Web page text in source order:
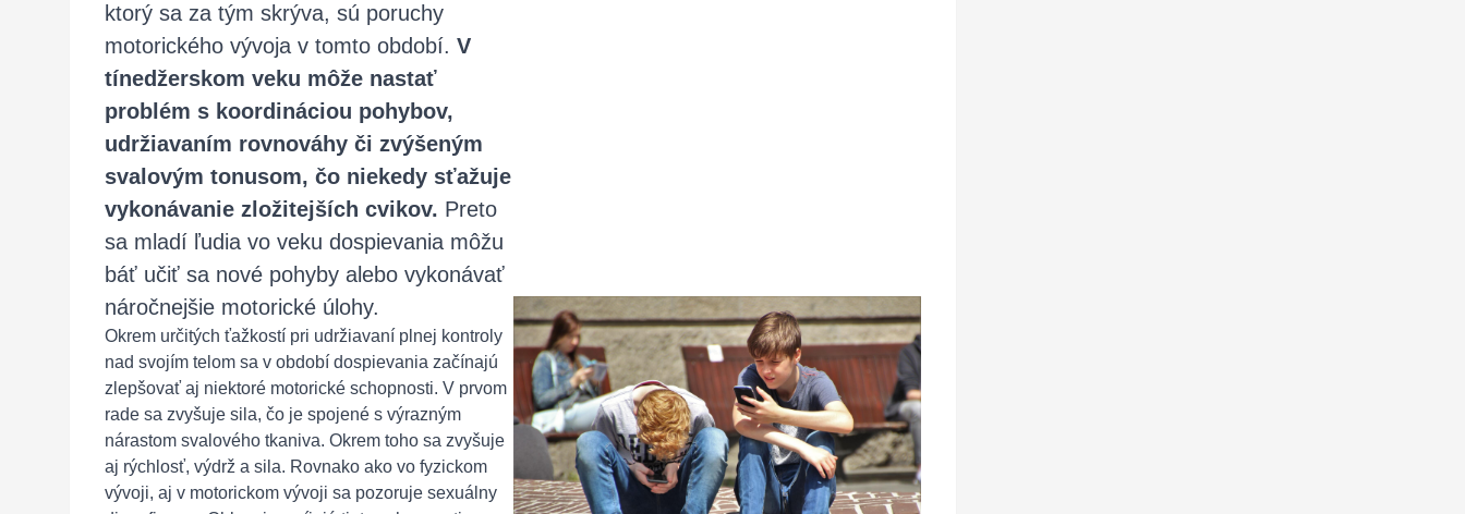
ktorý sa za tým skrýva, sú poruchy
motorického vývoja v tomto období. V
tínedžerskom veku môže nastať
problém s koordináciou pohybov,
udržiavaním rovnováhy či zvýšeným
svalovým tonusom, čo niekedy sťažuje
vykonávanie zložitejších cvikov. Preto
sa mladí ľudia vo veku dospievania môžu
báť učiť sa nové pohyby alebo vykonávať
náročnejšie motorické úlohy.
Okrem určitých ťažkostí pri udržiavaní plnej kontroly
nad svojím telom sa v období dospievania začínajú
zlepšovať aj niektoré motorické schopnosti. V prvom
rade sa zvyšuje sila, čo je spojené s výrazným
nárastom svalového tkaniva. Okrem toho sa zvyšuje
aj rýchlosť, výdrž a sila. Rovnako ako vo fyzickom
vývoji, aj v motorickom vývoji sa pozoruje sexuálny